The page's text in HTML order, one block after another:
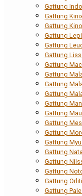
Gattung
Gattung
Gattung
Gattung
Gattung
Gattung
Gattung
Gattung
Gattung
Gattung
Gattung
Gattung
Gattung
Gattung
Gattung
Gattung
Gattung
Gattung
Gattung
Gattung